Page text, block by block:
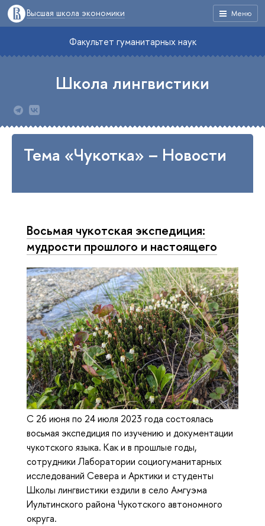
Меню
Высшая школа экономики
Факультет гуманитарных наук
Школа лингвистики
Тема «Чукотка» – Новости
Восьмая чукотская экспедиция:
мудрости прошлого и настоящего
С 26 июня по 24 июля 2023 года состоялась
восьмая экспедиция по изучению и документации
чукотского языка. Как и в прошлые годы,
сотрудники Лаборатории социогуманитарных
исследований Севера и Арктики и студенты
Школы лингвистики ездили в село Амгуэма
Иультинского района Чукотского автономного
округа.